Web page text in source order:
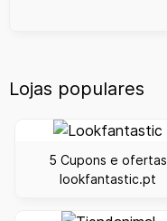
Lojas populares
5 Cupons e ofertas
lookfantastic.pt